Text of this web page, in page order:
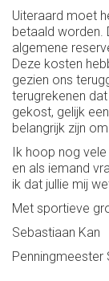
Uiteraard moet
betaald worden.
algemene
Deze kosten
gezien ons
terugrekenen
gekost, gelijk
belangrijk zijn
Ik hoop nog
en als iemand
ik dat jullie mij
Met sportieve
Sebastiaan Kan